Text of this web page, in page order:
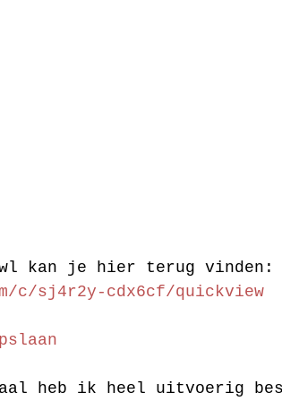
kan je hier terug vinden:
c/sj4r2y-cdx6cf/quickview
heb ik heel uitvoerig